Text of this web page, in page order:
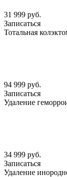
31 999 руб.
Записаться
Тотальная
94 999 руб.
Записаться
Удаление
34 999 руб.
Записаться
Удаление